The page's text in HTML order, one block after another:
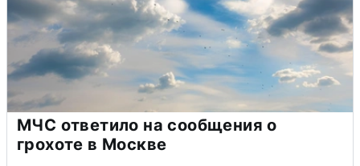
МЧС ответило на сообщения о
грохоте в Москве